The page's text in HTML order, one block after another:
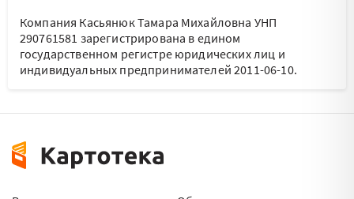
Компания Касьянюк Тамара Михайловна УНП
290761581 зарегистрирована в едином
государственном регистре юридических лиц и
индивидуальных предпринимателей 2011-06-10.